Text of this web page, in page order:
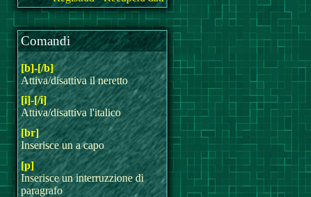
Comandi
[b]-[/b]
Attiva/disattiva il neretto
[i]-[/i]
Attiva/disattiva l'italico
[br]
Inserisce un a capo
[p]
Inserisce un interruzzione di
paragrafo